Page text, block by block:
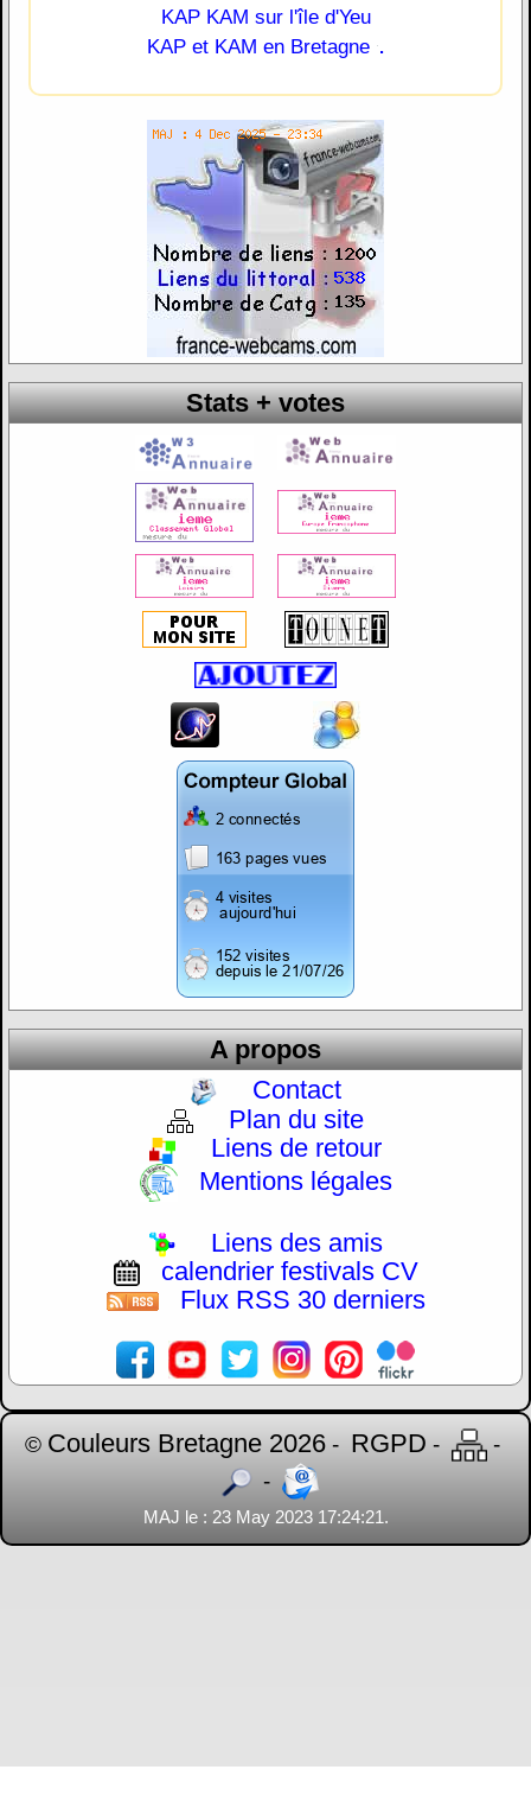
KAP KAM sur l'île d'Yeu
KAP et KAM en Bretagne .
Stats + votes
A propos
Contact
Plan du site
Liens de retour
Mentions légales
Liens des amis
calendrier festivals CV
Flux RSS 30 derniers
© Couleurs Bretagne 2026 - RGPD -
-
-
MAJ le : 23 May 2023 17:24:21.